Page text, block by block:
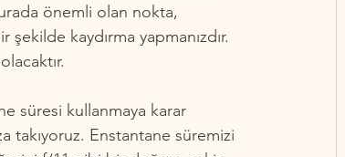
önemli olan nokta,
kaydırma yapmanızdır.
süresi kullanmaya karar
takıyoruz. Enstantane süremizi